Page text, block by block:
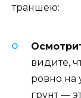
траншею:
видите,
ровно на
грунт —